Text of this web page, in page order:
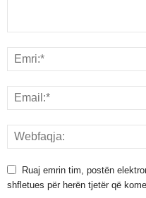
Ruaj emrin tim, postën
shfletues për herën tjetër që